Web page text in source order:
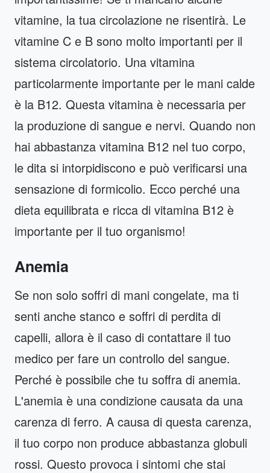
vitamine, la tua circolazione ne risentirà. Le
vitamine C e B sono molto importanti per il
sistema circolatorio. Una vitamina
particolarmente importante per le mani calde
è la B12. Questa vitamina è necessaria per
la produzione di sangue e nervi. Quando non
hai abbastanza vitamina B12 nel tuo corpo,
le dita si intorpidiscono e può verificarsi una
sensazione di formicolio. Ecco perché una
dieta equilibrata e ricca di vitamina B12 è
importante per il tuo organismo!
Anemia
Se non solo soffri di mani congelate, ma ti
senti anche stanco e soffri di perdita di
capelli, allora è il caso di contattare il tuo
medico per fare un controllo del sangue.
Perché è possibile che tu soffra di anemia.
L'anemia è una condizione causata da una
carenza di ferro. A causa di questa carenza,
il tuo corpo non produce abbastanza globuli
rossi. Questo provoca i sintomi che stai